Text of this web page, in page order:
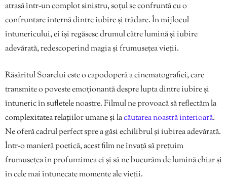
atrasă într-un complot sinistru, soțul se confruntă cu o
confruntare internă dintre iubire și trădare. În mijlocul
întunericului, ei își regăsesc drumul către lumină și iubire
adevărată, redescoperind magia și frumusețea vieții.
Răsăritul Soarelui este o capodoperă a cinematografiei, care
transmite o poveste emoționantă despre lupta dintre iubire și
întuneric în sufletele noastre. Filmul ne provoacă să reflectăm la
complexitatea relațiilor umane și lacăutarea noastră interioară.
Ne oferă cadrul perfect spre a găsi echilibrul și iubirea adevărată.
Într-o manieră poetică, acest film ne învață să prețuim
frumusețea în profunzimea ei și să ne bucurăm de lumină chiar și
în cele mai întunecate momente ale vieții.